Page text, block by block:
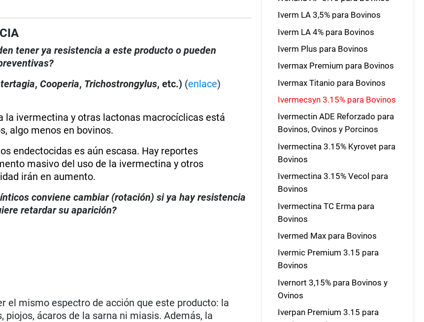
tener ya resistencia a este producto o pueden
, Cooperia, Trichostrongylus, etc.) (enlace)
la ivermectina y otras lactonas macrocíclicas está
algo menos en bovinos.
endectocidas es aún escasa. Hay reportes
masivo del uso de la ivermectina y otros
irán en aumento.
conviene cambiar (rotación) si ya hay resistencia
retardar su aparición?
el mismo espectro de acción que este producto: la
ácaros de la sarna ni miasis. Además, la
Iverm LA 3,5% para Bovinos
Iverm LA 4% para Bovinos
Iverm Plus para Bovinos
Ivermax Premium para Bovinos
Ivermax Titanio para Bovinos
Ivermecsyn 3.15% para Bovinos
Ivermectin ADE Reforzado para
Bovinos, Ovinos y Porcinos
Ivermectina 3.15% Kyrovet para
Bovinos
Ivermectina 3.15% Vecol para
Bovinos
Ivermectina TC Erma para
Bovinos
Ivermed Max para Bovinos
Ivermic Premium 3.15 para
Bovinos
Ivernort 3,15% para Bovinos y
Ovinos
Iverpan Premium 3.15 para